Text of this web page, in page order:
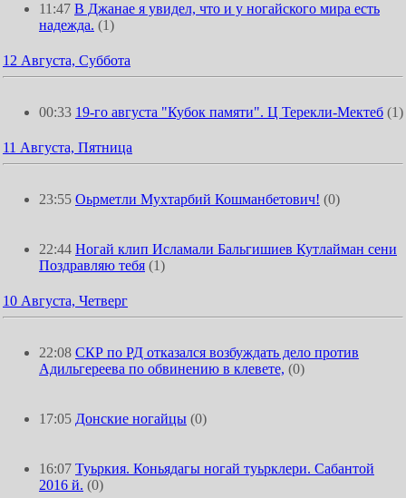
11:47 В Джанае я увидел, что и у ногайского мира есть
надежда. (1)
12 Августа, Суббота
00:33 19-го августа "Кубок памяти". Ц Терекли-Мектеб (1)
11 Августа, Пятница
23:55 Оьрметли Мухтарбий Кошманбетович! (0)
22:44 Ногай клип Исламали Бальгишиев Кутлайман сени
Поздравляю тебя (1)
10 Августа, Четверг
22:08 СКР по РД отказался возбуждать дело против
Адильгереева по обвинению в клевете, (0)
17:05 Донские ногайцы (0)
16:07 Туьркия. Коньядагы ногай туьрклери. Сабантой
2016 й. (0)